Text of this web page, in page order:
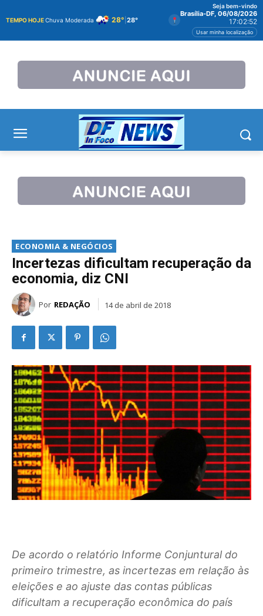
TEMPO HOJEChuva Moderada 28° 28°
Seja bem-vindo
Brasília-DF, 06/08/2026
17:02:53
Usar minha localização
ECONOMIA & NEGÓCIOS
Incertezas dificultam recuperação da
economia, diz CNI
Por REDAÇÃO 14 de abril de 2018
De acordo o relatório Informe Conjuntural do
primeiro trimestre, as incertezas em relação às
eleições e ao ajuste das contas públicas
dificultam a recuperação econômica do país